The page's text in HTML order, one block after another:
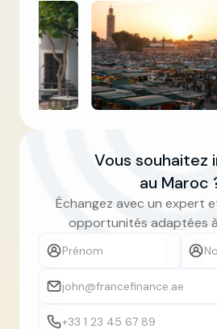
Vous souhaitez
au Maroc
Échangez avec un expert
opportunités adaptées